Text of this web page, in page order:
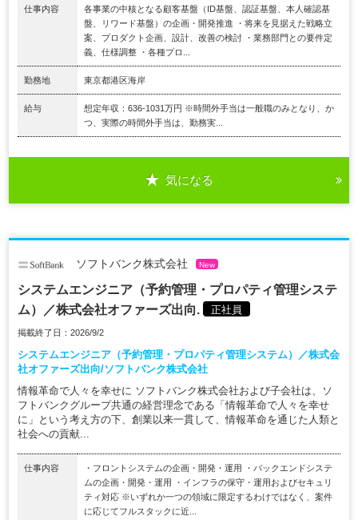
仕事内容
各事業の中核となる顧客基盤（ID基盤、認証基盤、本人確認基
盤、リワード基盤）の企画・開発推進 ・将来を見据えた戦略立
案、プロダクト企画、設計、改善の検討 ・業務部門との要件定
義、仕様調整 ・各種プロ...
勤務地 東京都港区海岸
給与
想定年収：636-1031万円 ※時間外手当は一般職のみとなり、か
つ、実際の時間外手当は、勤務実...
気になる
ソフトバンク株式会社 New
システムエンジニア（予約管理・プロパティ管理システ
ム）／株式会社オファーズ出向.
正社員
掲載終了日：2026/9/2
システムエンジニア（予約管理・プロパティ管理システム）／株式会
社オファーズ出向/ソフトバンク株式会社
情報革命で人々を幸せに ソフトバンク株式会社および子会社は、ソ
フトバンクグループ共通の経営理念である「情報革命で人々を幸せ
に」という考え方の下、創業以来一貫して、情報革命を通じた人類と
社会への貢献...
仕事内容
・フロントシステムの企画・開発・運用 ・バックエンドシステ
ムの企画・開発・運用 ・インフラの保守・運用およびセキュリ
ティ対応 ※いずれか一つの領域に限定するわけではなく、案件
に応じてフルスタックに近...